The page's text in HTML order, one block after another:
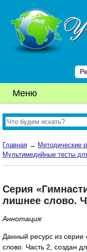
Меню
Главная → Методические
Мультимедийные тесты
Серия
лишнее слово.
Аннотация:
Данный ресурс из
слово. Часть 2, создан